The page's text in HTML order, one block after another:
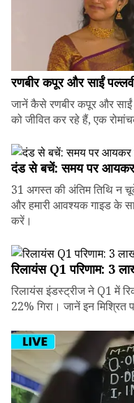
रणबीर कपूर और साईं
जानें कैसे रणबीर कपूर और साईं
को जीवित कर रहे हैं, एक
दंड से बचें: समय पर आयकर
31 अगस्त की अंतिम तिथि न
और हमारी आवश्यक गाइड के
करें।
रिलायंस Q1 परिणाम: ₹3
रिलायंस इंडस्ट्रीज ने Q1 में
22% गिरा। जानें इन मिश्रित